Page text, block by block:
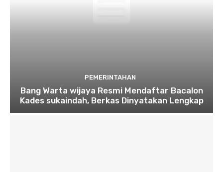
PEMERINTAHAN
Bang Warta wijaya Resmi Mendaftar Bacalon
Kades sukaindah, Berkas Dinyatakan Lengkap